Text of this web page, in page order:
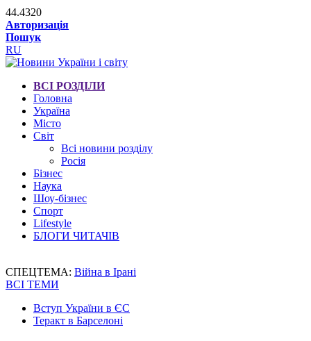
44.4320
Авторизація
Пошук
RU
ВСІ РОЗДІЛИ
Головна
Україна
Місто
Світ
Всі новини розділу
Росія
Бізнес
Наука
Шоу-бізнес
Спорт
Lifestyle
БЛОГИ ЧИТАЧІВ
СПЕЦТЕМА: Війна в Ірані
ВСІ ТЕМИ
Вступ України в ЄС
Теракт в Барселоні